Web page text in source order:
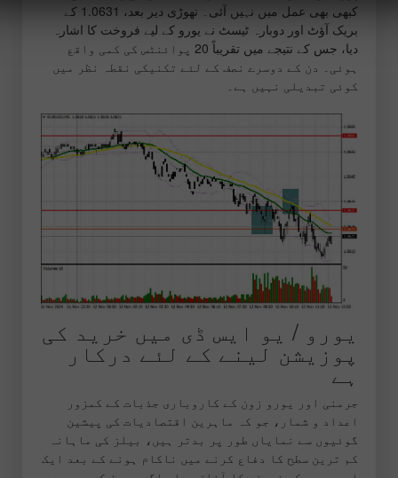
کبھی بھی عمل میں نہیں آئی۔ تھوڑی دیر بعد، 1.0631 کے
بریک آؤٹ اور دوبارہ ٹیسٹ نے یورو کے لیے فروخت کا اشارہ
دیا، جس کے نتیجے میں تقریباً 20 پوائنٹس کی کمی واقع
ہوئی۔ دن کے دوسرے نصف کے لئے تکنیکی نقطہ نظر میں
کوئی تبدیلی نہیں ہے۔
یورو / یو ایس ڈی میں خرید کی
پوزیشن لینے کے لئے درکار
ہے
جرمنی اور یورو زون کے کاروباری جذبات کے کمزور
اعداد و شمار، جو کہ ماہرین اقتصادیات کی پیشین
گوئیوں سے نمایاں طور پر بدتر ہیں، بیلز کی ماہانہ
کم ترین سطح کا دفاع کرنے میں ناکام ہونے کے بعد ایک